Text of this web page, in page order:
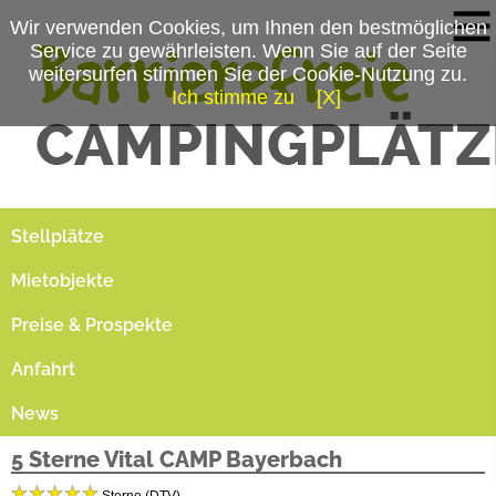
Campingplatzmenü
Stellplätze
Mietobjekte
Preise & Prospekte
Anfahrt
News
5 Sterne Vital CAMP Bayerbach
Wir verwenden Cookies, um Ihnen den bestmöglichen
Service zu gewährleisten. Wenn Sie auf der Seite
weitersurfen stimmen Sie der Cookie-Nutzung zu.
Ich stimme zu
[X]